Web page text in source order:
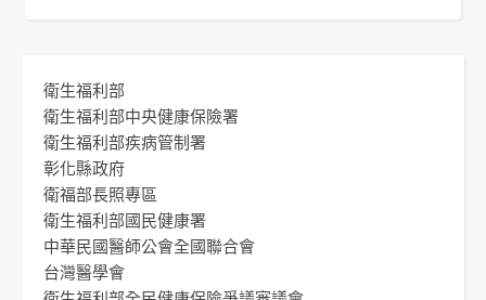
衛生福利部
衛生福利部中央健康保險署
衛生福利部疾病管制署
彰化縣政府
衛福部長照專區
衛生福利部國民健康署
中華民國醫師公會全國聯合會
台灣醫學會